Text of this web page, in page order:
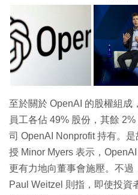
至於關於 OpenAI 的股權組成
員工各佔 49% 股份，其餘
司 OpenAI Nonprofit 持有。
授 Minor Myers 表示，
更有力地向董事會施壓。不過
Paul Weitzel 則指，即使投資